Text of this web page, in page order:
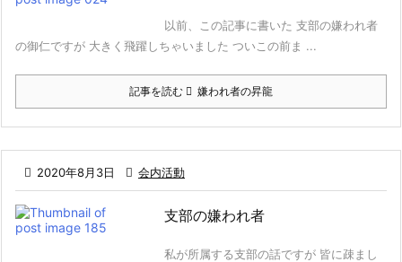
以前、この記事に書いた 支部の嫌われ者
の御仁ですが 大きく飛躍しちゃいました ついこの前ま ...
記事を読む 嫌われ者の昇龍
 2020年8月3日  会内活動
支部の嫌われ者
私が所属する支部の話ですが 皆に疎まし